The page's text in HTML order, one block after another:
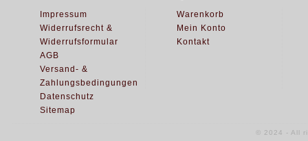
Impressum
Widerrufsrecht &
Widerrufsformular
AGB
Versand- &
Zahlungsbedingungen
Datenschutz
Sitemap
Warenkorb
Mein Konto
Kontakt
© 2024 - All